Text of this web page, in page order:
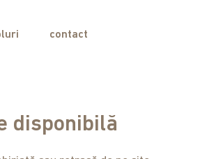
contact
disponibilă